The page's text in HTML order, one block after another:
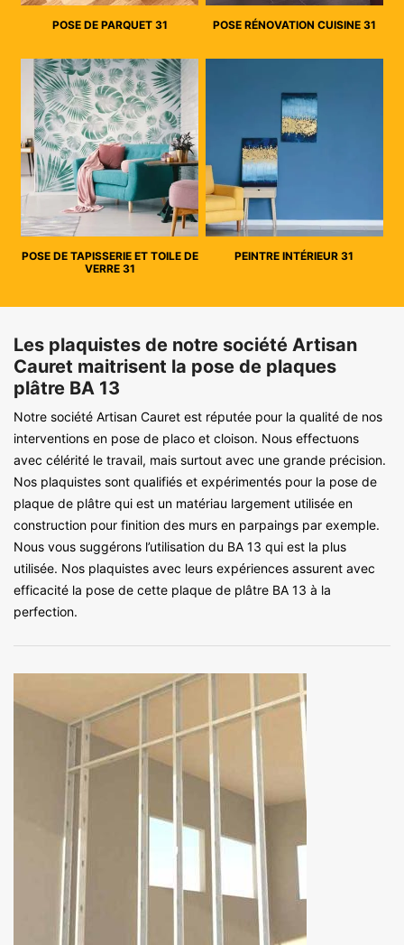
POSE DE PARQUET 31 POSE RÉNOVATION CUISINE 31
POSE DE TAPISSERIE ET TOILE DE
VERRE 31
PEINTRE INTÉRIEUR 31
Les plaquistes de notre société Artisan
Cauret maitrisent la pose de plaques
plâtre BA 13
Notre société Artisan Cauret est réputée pour la qualité de nos
interventions en pose de placo et cloison. Nous effectuons
avec célérité le travail, mais surtout avec une grande précision.
Nos plaquistes sont qualifiés et expérimentés pour la pose de
plaque de plâtre qui est un matériau largement utilisée en
construction pour finition des murs en parpaings par exemple.
Nous vous suggérons l’utilisation du BA 13 qui est la plus
utilisée. Nos plaquistes avec leurs expériences assurent avec
efficacité la pose de cette plaque de plâtre BA 13 à la
perfection.